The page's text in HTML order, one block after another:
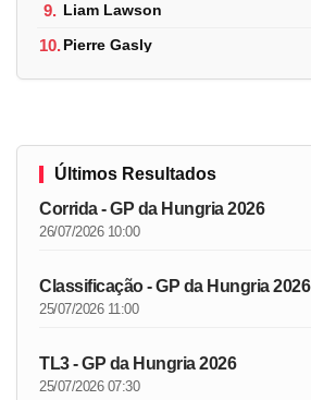
9. Liam Lawson
10.Pierre Gasly
Últimos Resultados
Corrida - GP da Hungria 2026
26/07/2026 10:00
Classificação - GP da Hungria 2026
25/07/2026 11:00
TL3 - GP da Hungria 2026
25/07/2026 07:30